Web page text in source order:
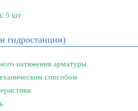
5 шт
гидростанции)
натяжения арматуры
способом